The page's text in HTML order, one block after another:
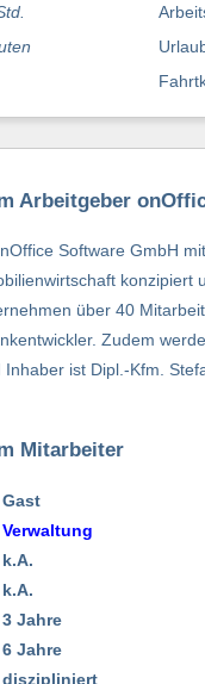
Arbeitgeber
Software GmbH
über 40
Zudem
ist Dipl.-Kfm.
Mitarbeiter
Gast
Verwaltung
k.A.
k.A.
3 Jahre
6 Jahre
diszipliniert